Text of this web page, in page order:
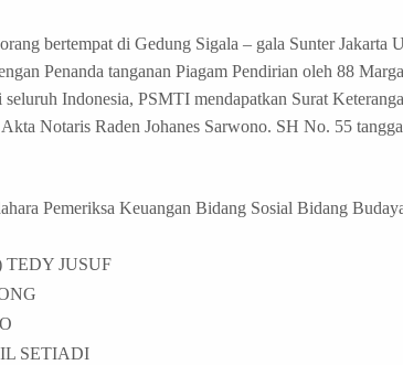
bertempat di Gedung Sigala – gala Sunter
Penanda tanganan Piagam Pendirian oleh 88
Indonesia, PSMTI mendapatkan Surat
Notaris Raden Johanes Sarwono. SH No. 55
Pemeriksa Keuangan Bidang Sosial Bidang
TEDY JUSUF
SETIADI